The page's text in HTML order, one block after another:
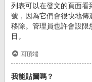
列表可以在發文的頁面
號，因為它們會很快地
移除。管理員也許會設
目。
回頂端
我能貼圖嗎？